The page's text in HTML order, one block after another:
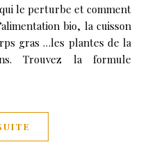
le perturbe et comment
bio, la cuisson
gras …les plantes de la
Trouvez la formule